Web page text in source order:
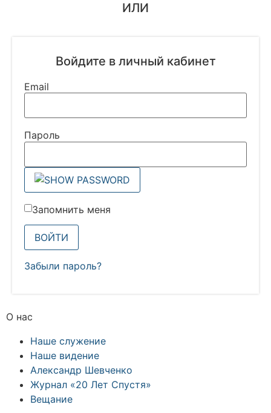
ИЛИ
Войдите в личный кабинет
Email
Парoль
Запомнить меня
Забыли пароль?
О нас
Наше служение
Наше видение
Александр Шевченко
Журнал «20 Лет Спустя»
Вещание